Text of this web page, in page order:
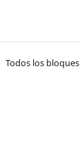
Todos los bloques